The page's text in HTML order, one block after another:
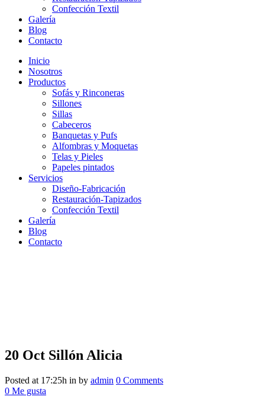
Confección Textil
Galería
Blog
Contacto
Inicio
Nosotros
Productos
Sofás y Rinconeras
Sillones
Sillas
Cabeceros
Banquetas y Pufs
Alfombras y Moquetas
Telas y Pieles
Papeles pintados
Servicios
Diseño-Fabricación
Restauración-Tapizados
Confección Textil
Galería
Blog
Contacto
Sillón Alicia
20 Oct Sillón Alicia
Posted at 17:25h in by admin 0 Comments
0 Me gusta